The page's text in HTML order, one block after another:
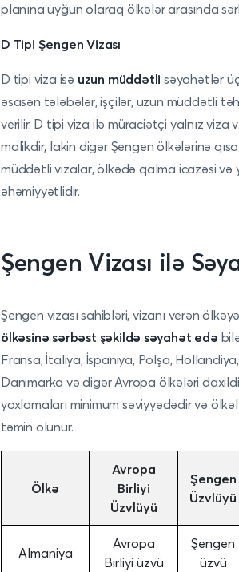
planına uyğun olaraq ölkələr arasında
D Tipi Şengen Vizası
D tipi viza isə uzun müddətli səyahətlər
əsasən tələbələr, işçilər, uzun müddətli
verilir. D tipi viza ilə müraciətçi yalnız
malikdir, lakin digər Şengen ölkələrinə
müddətli vizalar, ölkədə qalma icazəsi və
əhəmiyyətlidir.
Şengen Vizası ilə
Şengen vizası sahibləri, vizanı verən
ölkəsinə sərbəst şəkildə səyahət edə
Fransa, İtaliya, İspaniya, Polşa,
Danimarka və digər Avropa ölkələri
yoxlamaları minimum səviyyədədir və
təmin olunur.
Ölkə
Avropa
Birliyi
Üzvlüyü
Şengen
Üzvlüyü
Almaniya
Avropa
Birliyi üzvü
Şengen
üzvü